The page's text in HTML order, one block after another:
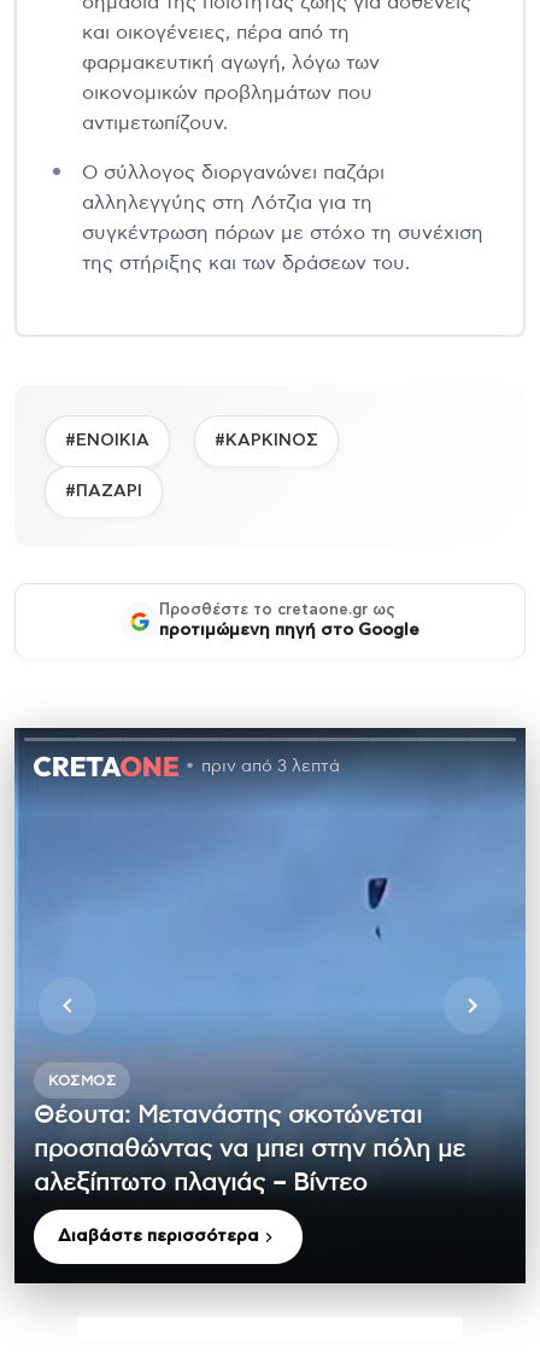
και οικογένειες, πέρα από τη
φαρμακευτική αγωγή, λόγω των
οικονομικών προβλημάτων που
αντιμετωπίζουν.
Ο σύλλογος διοργανώνει παζάρι
αλληλεγγύης στη Λότζια για τη
συγκέντρωση πόρων με στόχο τη συνέχιση
της στήριξης και των δράσεων του.
#ΕΝΟΙΚΙΑ #ΚΑΡΚΙΝΟΣ
#ΠΑΖΑΡΙ
Προσθέστε το cretaone.gr ως
προτιμώμενη πηγή στο Google
πριν από 3 λεπτά
ΚΌΣΜΟΣ
Θέουτα: Μετανάστης σκοτώνεται
προσπαθώντας να μπει στην πόλη με
αλεξίπτωτο πλαγιάς – Βίντεο
Διαβάστε περισσότερα